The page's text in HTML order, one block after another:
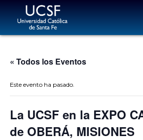
« Todos los Eventos
Este evento ha pasado.
La UCSF en la EXPO
de OBERÁ, MISIONES